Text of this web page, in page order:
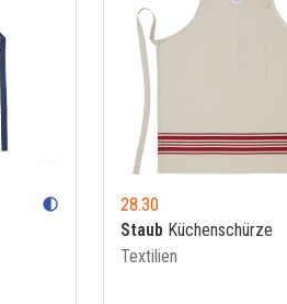
contrast 28.30
Staub Küchenschürze
Textilien